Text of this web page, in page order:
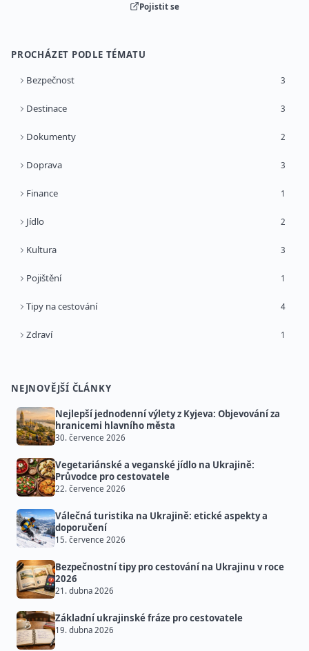
Pojistit se
PROCHÁZET PODLE TÉMATU
Bezpečnost 3
Destinace 3
Dokumenty 2
Doprava 3
Finance 1
Jídlo 2
Kultura 3
Pojištění 1
Tipy na cestování 4
Zdraví 1
NEJNOVĚJŠÍ ČLÁNKY
Nejlepší jednodenní výlety z Kyjeva: Objevování za
hranicemi hlavního města
30. července 2026
Vegetariánské a veganské jídlo na Ukrajině:
Průvodce pro cestovatele
22. července 2026
Válečná turistika na Ukrajině: etické aspekty a
doporučení
15. července 2026
Bezpečnostní tipy pro cestování na Ukrajinu v roce
2026
21. dubna 2026
Základní ukrajinské fráze pro cestovatele
19. dubna 2026